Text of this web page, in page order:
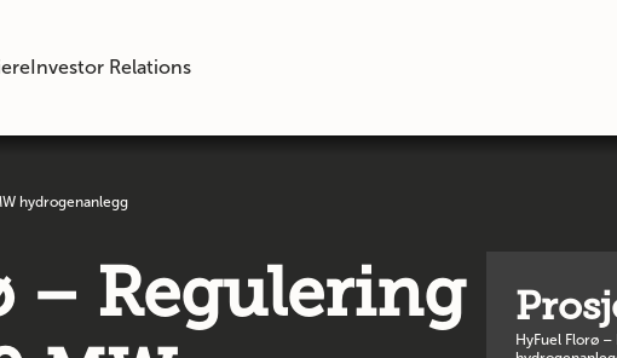
Investor Relations
hydrogenanlegg
– Regulering
HyFuel Florø